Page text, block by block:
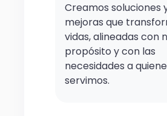
Creamos soluciones
mejoras que
vidas, alineadas con
propósito y con las
necesidades a
servimos.